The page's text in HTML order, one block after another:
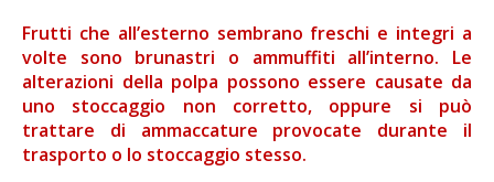
Frutti che all’esterno sembrano freschi e integri a
volte sono brunastri o ammuffiti all’interno. Le
alterazioni della polpa possono essere causate da
uno stoccaggio non corretto, oppure si può
trattare di ammaccature provocate durante il
trasporto o lo stoccaggio stesso.